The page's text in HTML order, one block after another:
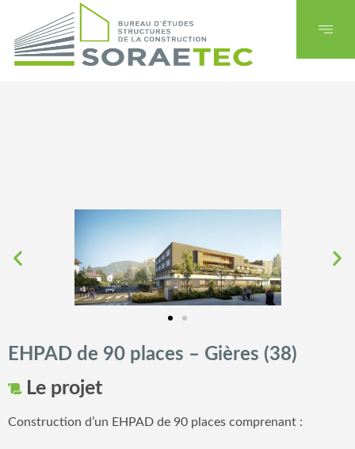
EHPAD de 90 places – Gières (38)
Le projet
Construction d’un EHPAD de 90 places comprenant :